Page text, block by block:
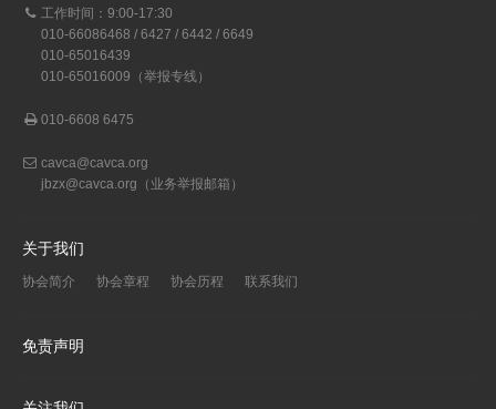
工作时间：9:00-17:30
010-66086468 / 6427 / 6442 / 6649
010-65016439
010-65016009（举报专线）
010-6608 6475
cavca@cavca.org
jbzx@cavca.org （业务举报邮箱）
关于我们
协会简介 协会章程 协会历程 联系我们
免责声明